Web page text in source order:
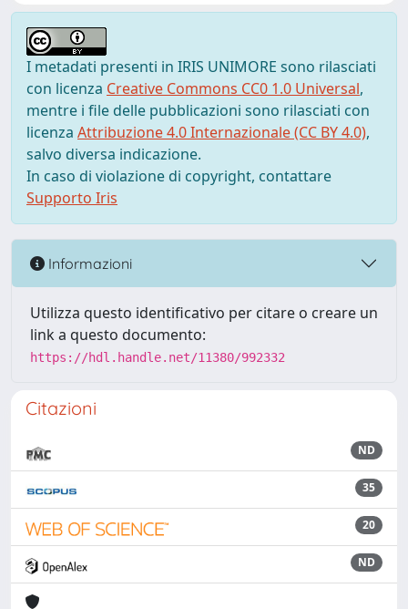
I metadati presenti in IRIS UNIMORE sono rilasciati
con licenza Creative Commons CC0 1.0 Universal,
mentre i file delle pubblicazioni sono rilasciati con
licenza Attribuzione 4.0 Internazionale (CC BY 4.0),
salvo diversa indicazione.
In caso di violazione di copyright, contattare
Supporto Iris
Informazioni
Utilizza questo identificativo per citare o creare un
link a questo documento:
https://hdl.handle.net/11380/992332
Citazioni
ND
35
20
ND